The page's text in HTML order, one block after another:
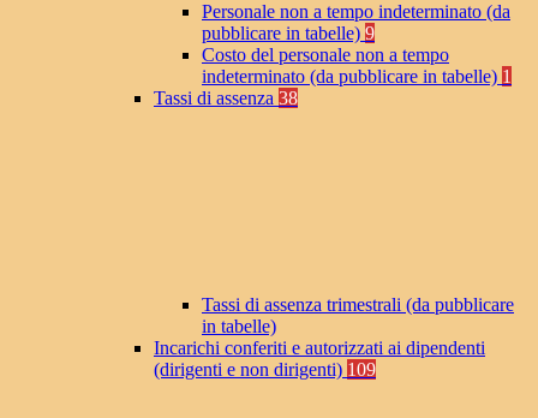
Personale non a tempo indeterminato (da
pubblicare in tabelle) 9
Costo del personale non a tempo
indeterminato (da pubblicare in tabelle) 1
Tassi di assenza 38
Tassi di assenza trimestrali (da pubblicare
in tabelle)
Incarichi conferiti e autorizzati ai dipendenti
(dirigenti e non dirigenti) 109